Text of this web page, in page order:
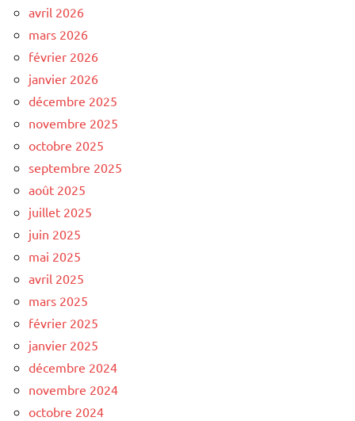
avril 2026
mars 2026
février 2026
janvier 2026
décembre 2025
novembre 2025
octobre 2025
septembre 2025
août 2025
juillet 2025
juin 2025
mai 2025
avril 2025
mars 2025
février 2025
janvier 2025
décembre 2024
novembre 2024
octobre 2024